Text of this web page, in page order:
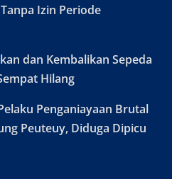
Izin Periode
dan Kembalikan Sepeda
Hilang
Penganiayaan Brutal
Peuteuy, Diduga Dipicu